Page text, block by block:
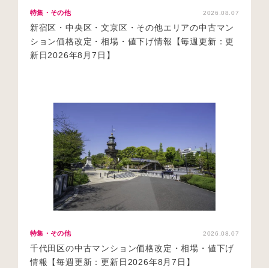
特集・その他 2026.08.07
新宿区・中央区・文京区・その他エリアの中古マン
ション価格改定・相場・値下げ情報【毎週更新：更
新日2026年8月7日】
特集・その他 2026.08.07
千代田区の中古マンション価格改定・相場・値下げ
情報【毎週更新：更新日2026年8月7日】